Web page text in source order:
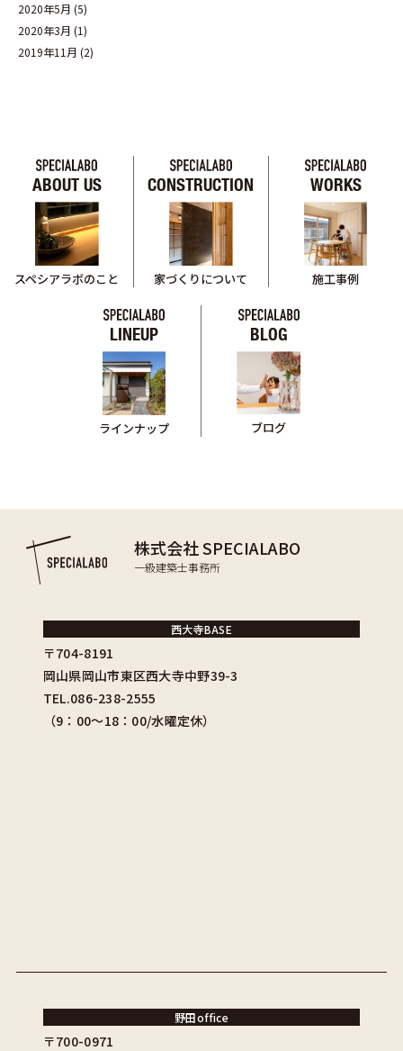
2020年5月 (5)
2020年3月 (1)
2019年11月 (2)
ABOUT US
スペシアラボのこと
CONSTRUCTION
家づくりについて
WORKS
施工事例
LINEUP
ラインナップ
BLOG
ブログ
株式会社 SPECIALABO
一級建築士事務所
西大寺BASE
〒704-8191
岡山県岡山市東区西大寺中野39-3
TEL.086-238-2555
（9：00〜18：00/水曜定休）
野田office
〒700-0971